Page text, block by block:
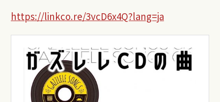
https://linkco.re/3vcD6x4Q?lang=ja